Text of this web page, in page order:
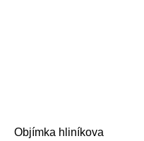
Objímka hliníkova